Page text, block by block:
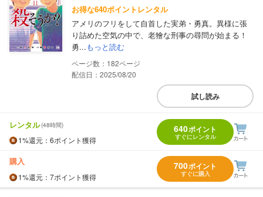
お得な640ポイントレンタル
アメリのフリをして自首した実弟・勇真。異様に張
り詰めた空気の中で、老獪な刑事の尋問が始まる！
勇...もっと読む
182
配信日：2025/08/20
試し読み
レンタル(48時間)
1%還元 ：6ポイント獲得
640ポイント
すぐにレンタル
購入
1%還元 ：7ポイント獲得
700ポイント
すぐに購入